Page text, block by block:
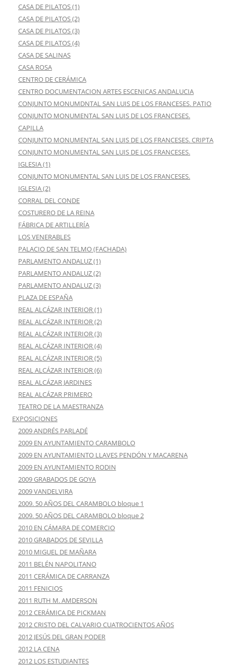
CASA DE PILATOS (1)
CASA DE PILATOS (2)
CASA DE PILATOS (3)
CASA DE PILATOS (4)
CASA DE SALINAS
CASA ROSA
CENTRO DE CERÁMICA
CENTRO DOCUMENTACION ARTES ESCENICAS ANDALUCIA
CONJUNTO MONUMDNTAL SAN LUIS DE LOS FRANCESES. PATIO
CONJUNTO MONUMENTAL SAN LUIS DE LOS FRANCESES.
CAPILLA
CONJUNTO MONUMENTAL SAN LUIS DE LOS FRANCESES. CRIPTA
CONJUNTO MONUMENTAL SAN LUIS DE LOS FRANCESES.
IGLESIA (1)
CONJUNTO MONUMENTAL SAN LUIS DE LOS FRANCESES.
IGLESIA (2)
CORRAL DEL CONDE
COSTURERO DE LA REINA
FÁBRICA DE ARTILLERÍA
LOS VENERABLES
PALACIO DE SAN TELMO (FACHADA)
PARLAMENTO ANDALUZ (1)
PARLAMENTO ANDALUZ (2)
PARLAMENTO ANDALUZ (3)
PLAZA DE ESPAÑA
REAL ALCÁZAR INTERIOR (1)
REAL ALCÁZAR INTERIOR (2)
REAL ALCÁZAR INTERIOR (3)
REAL ALCÁZAR INTERIOR (4)
REAL ALCÁZAR INTERIOR (5)
REAL ALCÁZAR INTERIOR (6)
REAL ALCÁZAR JARDINES
REAL ALCÁZAR PRIMERO
TEATRO DE LA MAESTRANZA
EXPOSICIONES
2009 ANDRÉS PARLADÉ
2009 EN AYUNTAMIENTO CARAMBOLO
2009 EN AYUNTAMIENTO LLAVES PENDÓN Y MACARENA
2009 EN AYUNTAMIENTO RODIN
2009 GRABADOS DE GOYA
2009 VANDELVIRA
2009. 50 AÑOS DEL CARAMBOLO bloque 1
2009. 50 AÑOS DEL CARAMBOLO bloque 2
2010 EN CÁMARA DE COMERCIO
2010 GRABADOS DE SEVILLA
2010 MIGUEL DE MAÑARA
2011 BELÉN NAPOLITANO
2011 CERÁMICA DE CARRANZA
2011 FENICIOS
2011 RUTH M. AMDERSON
2012 CERÁMICA DE PICKMAN
2012 CRISTO DEL CALVARIO CUATROCIENTOS AÑOS
2012 JESÚS DEL GRAN PODER
2012 LA CENA
2012 LOS ESTUDIANTES